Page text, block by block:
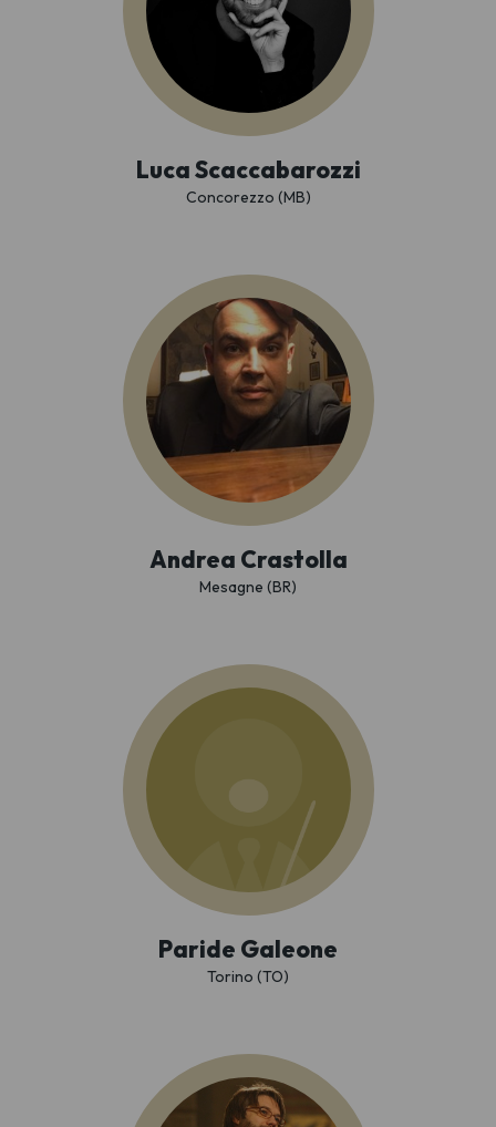
Luca Scaccabarozzi
Concorezzo (MB)
Andrea Crastolla
Mesagne (BR)
Paride Galeone
Torino (TO)